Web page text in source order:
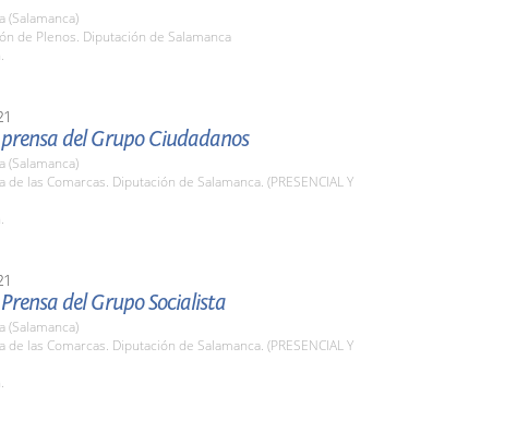
(Salamanca)
de Plenos. Diputación de Salamanca
del Grupo Ciudadanos
(Salamanca)
de las Comarcas. Diputación de Salamanca. (PRESENCIAL Y
del Grupo Socialista
(Salamanca)
de las Comarcas. Diputación de Salamanca. (PRESENCIAL Y